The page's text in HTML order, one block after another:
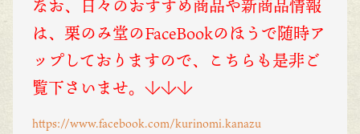
なお、日々のおすすめ商品や新商品情報
は、栗のみ堂のFaceBookのほうで随時ア
ップしておりますので、こちらも是非ご
覧下さいませ。↓↓↓
https://www.facebook.com/kurinomi.kanazu